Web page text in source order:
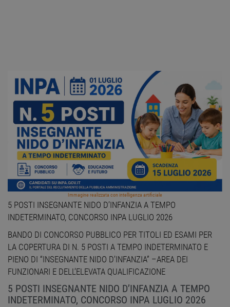
Immagine realizzata con intelligenza artificiale
5 POSTI INSEGNANTE NIDO D’INFANZIA A TEMPO
INDETERMINATO, CONCORSO INPA LUGLIO 2026
BANDO DI CONCORSO PUBBLICO PER TITOLI ED ESAMI PER
LA COPERTURA DI N. 5 POSTI A TEMPO INDETERMINATO E
PIENO DI “INSEGNANTE NIDO D’INFANZIA” –AREA DEI
FUNZIONARI E DELL’ELEVATA QUALIFICAZIONE
5 POSTI INSEGNANTE NIDO D’INFANZIA A TEMPO
INDETERMINATO, CONCORSO INPA LUGLIO 2026